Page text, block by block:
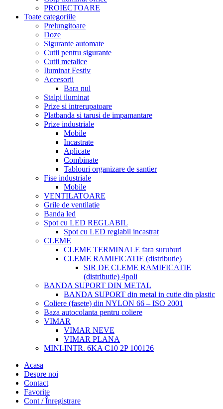
PROIECTOARE
Toate categoriile
Prelungitoare
Doze
Sigurante automate
Cutii pentru sigurante
Cutii metalice
Iluminat Festiv
Accesorii
Bara nul
Stalpi iluminat
Prize si intrerupatoare
Platbanda si tarusi de impamantare
Prize industriale
Mobile
Incastrate
Aplicate
Combinate
Tablouri organizare de santier
Fise industriale
Mobile
VENTILATOARE
Grile de ventilatie
Banda led
Spot cu LED REGLABIL
Spot cu LED reglabil incastrat
CLEME
CLEME TERMINALE fara suruburi
CLEME RAMIFICATIE (distributie)
SIR DE CLEME RAMIFICATIE
(distributie) 4poli
BANDA SUPORT DIN METAL
BANDA SUPORT din metal in cutie din plastic
Coliere (fasete) din NYLON 66 – ISO 2001
Baza autocolanta pentru coliere
VIMAR
VIMAR NEVE
VIMAR PLANA
MINI-INTR. 6KA C10 2P 100126
Acasa
Despre noi
Contact
Favorite
Cont / Înregistrare